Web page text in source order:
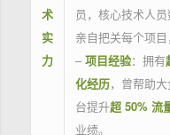
术
实
力
员，核心技术人
亲自把关每个项目
– 项目经验：拥有
化经历，曾帮助
台提升超 50% 流
业绩。